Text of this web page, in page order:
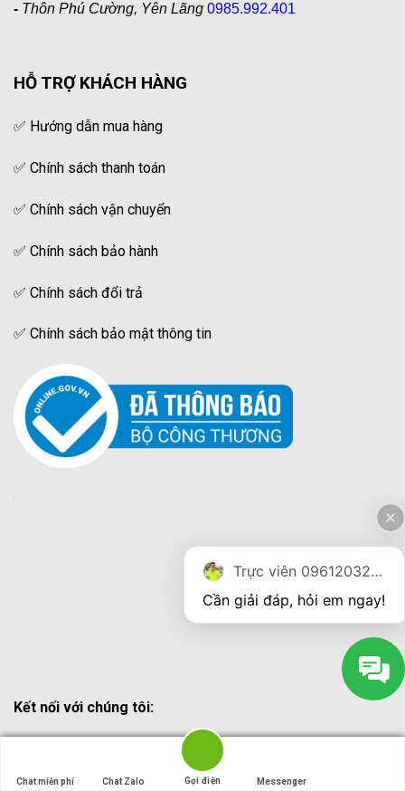
- Thôn Phú Cường, Yên Lãng 0985.992.401
HỖ TRỢ KHÁCH HÀNG
✅ Hướng dẫn mua hàng
✅ Chính sách thanh toán
✅ Chính sách vận chuyển
✅ Chính sách bảo hành
✅ Chính sách đổi trả
✅ Chính sách bảo mật thông tin
Kết nối với chúng tôi:
Chat miễn phí Chat Zalo Gọi điện Messenger
Chat miễn phí Chat Zalo Gọi điện Messenger
Trực viên 0961203270
Cần giải đáp, hỏi em ngay!